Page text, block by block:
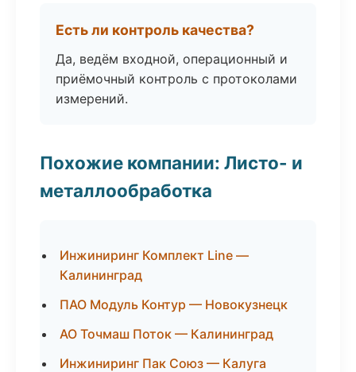
Есть ли контроль качества?
Да, ведём входной, операционный и
приёмочный контроль с протоколами
измерений.
Похожие компании: Листо- и
металлообработка
Инжиниринг Комплект Line —
Калининград
ПАО Модуль Контур — Новокузнецк
АО Точмаш Поток — Калининград
Инжиниринг Пак Союз — Калуга